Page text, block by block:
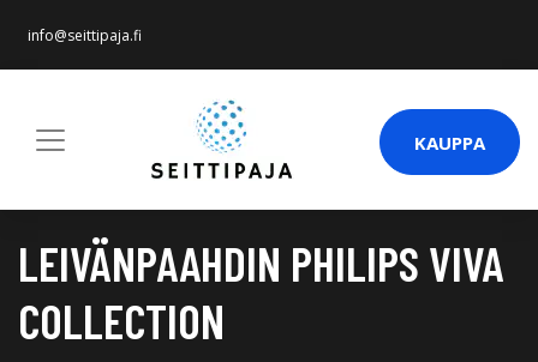
info@seittipaja.fi
KAUPPA
LEIVÄNPAAHDIN PHILIPS VIVA
COLLECTION